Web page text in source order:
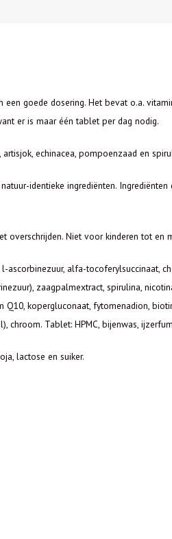
goede dosering. Het bevat o.a.
er is maar één tablet per dag nodig.
echinacea, pompoenzaad en
identieke ingrediënten.
Niet voor kinderen tot en
alfa-tocoferylsuccinaat,
zaagpalmextract, spirulina,
kopergluconaat, fytomenadion,
chroom. Tablet: HPMC, bijenwas,
lactose en suiker.